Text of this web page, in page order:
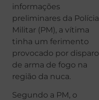
informações
preliminares da Polícia
Militar (PM), a vítima
tinha um ferimento
provocado por disparo
de arma de fogo na
região da nuca.
Segundo a PM, o